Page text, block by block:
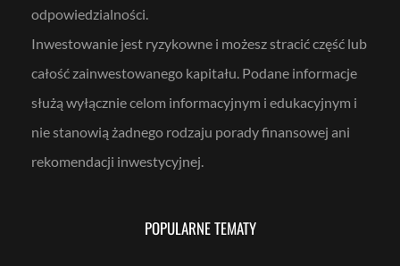
odpowiedzialności.
Inwestowanie jest ryzykowne i możesz stracić część lub
całość zainwestowanego kapitału. Podane informacje
służą wyłącznie celom informacyjnym i edukacyjnym i
nie stanowią żadnego rodzaju porady finansowej ani
rekomendacji inwestycyjnej.
POPULARNE TEMATY